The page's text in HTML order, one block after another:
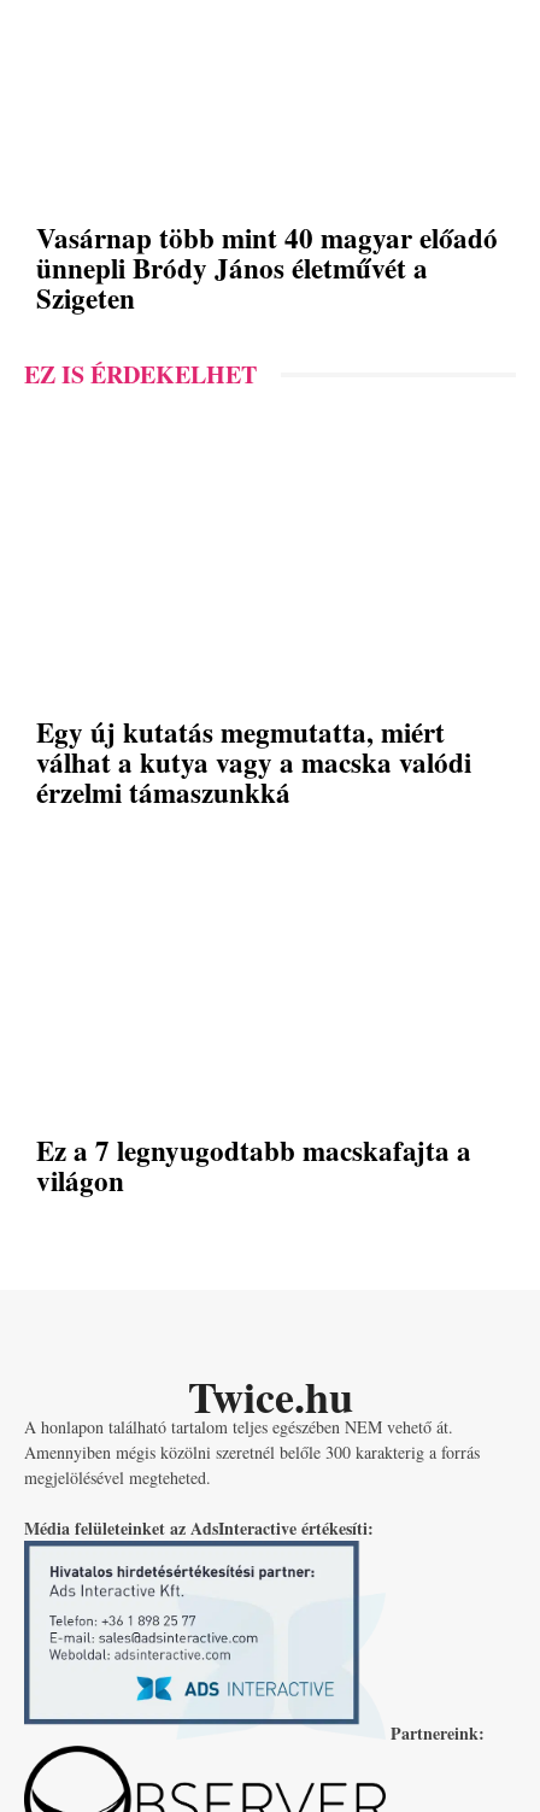
Vasárnap több mint 40 magyar előadó
ünnepli Bródy János életművét a
Szigeten
EZ IS ÉRDEKELHET
Egy új kutatás megmutatta, miért
válhat a kutya vagy a macska valódi
érzelmi támaszunkká
Ez a 7 legnyugodtabb macskafajta a
világon
Twice.hu
A honlapon található tartalom teljes egészében NEM vehető át.
Amennyiben mégis közölni szeretnél belőle 300 karakterig a forrás
megjelölésével megteheted.
Média felületeinket az AdsInteractive értékesíti:
Partnereink: